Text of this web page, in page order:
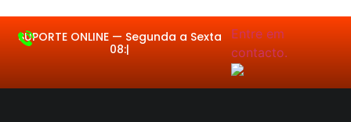
SUPORTE ONLINE — Segun|Entre em contacto.